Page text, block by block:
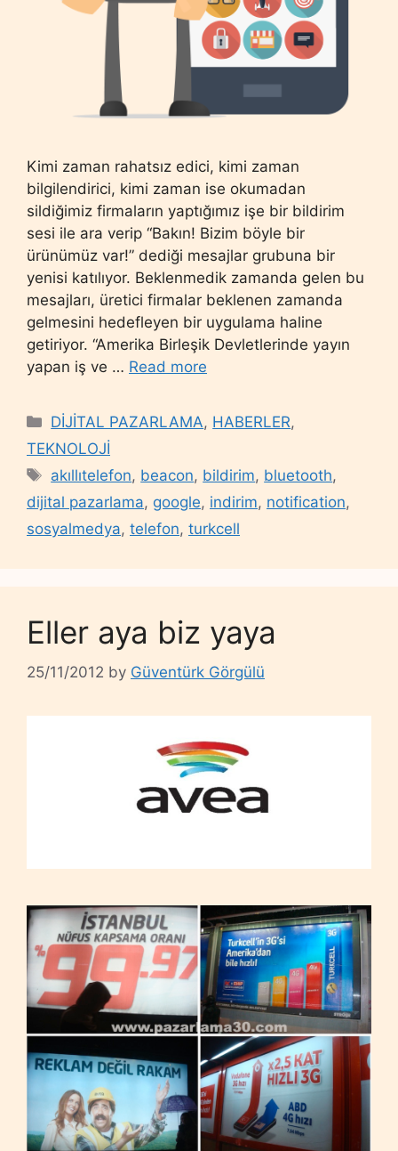
Kimi zaman rahatsız edici, kimi zaman
bilgilendirici, kimi zaman ise okumadan
sildiğimiz firmaların yaptığımız işe bir bildirim
sesi ile ara verip “Bakın! Bizim böyle bir
ürünümüz var!” dediği mesajlar grubuna bir
yenisi katılıyor. Beklenmedik zamanda gelen bu
mesajları, üretici firmalar beklenen zamanda
gelmesini hedefleyen bir uygulama haline
getiriyor. “Amerika Birleşik Devletlerinde yayın
yapan iş ve … Read more
Categories
DİJİTAL PAZARLAMA, HABERLER,
TEKNOLOJİ
Tags
akıllıtelefon, beacon, bildirim, bluetooth,
dijital pazarlama, google, indirim, notification,
sosyalmedya, telefon, turkcell
Eller aya biz yaya
25/11/2012 by Güventürk Görgülü